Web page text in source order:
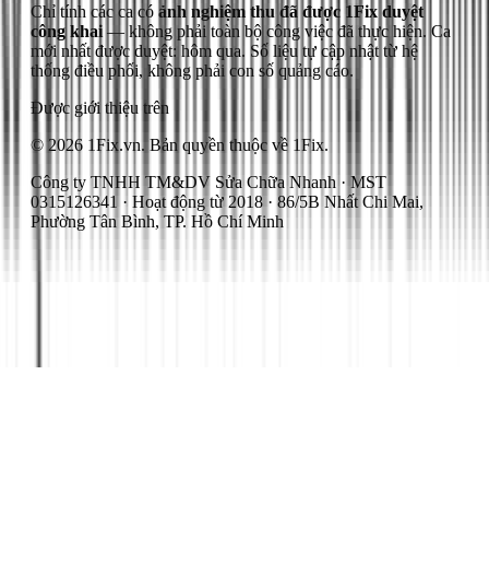
Chỉ tính các ca có ảnh nghiệm thu đã được 1Fix duyệt
công khai — không phải toàn bộ công việc đã thực hiện. Ca
mới nhất được duyệt: hôm qua. Số liệu tự cập nhật từ hệ
thống điều phối, không phải con số quảng cáo.
Được giới thiệu trên
© 2026 1Fix.vn. Bản quyền thuộc về 1Fix.
Công ty TNHH TM&DV Sửa Chữa Nhanh · MST
0315126341 · Hoạt động từ 2018 · 86/5B Nhất Chi Mai,
Phường Tân Bình, TP. Hồ Chí Minh